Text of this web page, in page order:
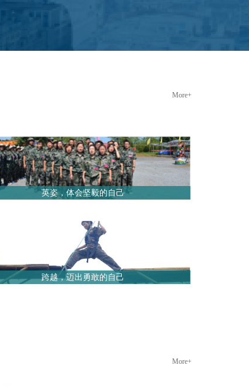
More+
英姿，体会坚毅的自己
跨越，迈出勇敢的自己
More+